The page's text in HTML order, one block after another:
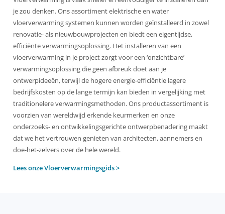
je zou denken. Ons assortiment elektrische en water
vloerverwarming systemen kunnen worden geïnstalleerd in zowel
renovatie- als nieuwbouwprojecten en biedt een eigentijdse,
efficiënte verwarmingsoplossing. Het installeren van een
vloerverwarming in je project zorgt voor een ‘onzichtbare’
verwarmingsoplossing die geen afbreuk doet aan je
ontwerpideeën, terwijl de hogere energie-efficiëntie lagere
bedrijfskosten op de lange termijn kan bieden in vergelijking met
traditionelere verwarmingsmethoden. Ons productassortiment is
voorzien van wereldwijd erkende keurmerken en onze
onderzoeks- en ontwikkelingsgerichte ontwerpbenadering maakt
dat we het vertrouwen genieten van architecten, aannemers en
doe-het-zelvers over de hele wereld.
Lees onze Vloerverwarmingsgids >